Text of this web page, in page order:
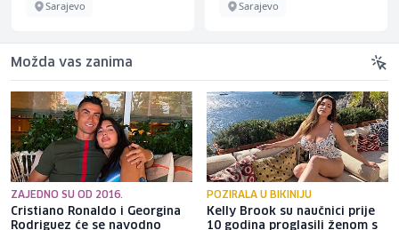
Sarajevo Sarajevo
Možda vas zanima
ZAJEDNO SU OD 2016.
Cristiano Ronaldo i Georgina
Rodriguez će se navodno
POZIRALA U BIKINIJU
Kelly Brook su naučnici prije
10 godina proglasili ženom s